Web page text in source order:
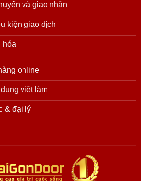
và giao nhận
kiện giao dịch
hóa
online
việt làm
& đại lý